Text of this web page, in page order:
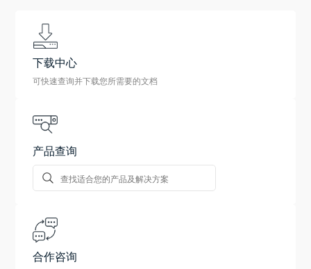
下载中心
可快速查询并下载您所需要的文档
产品查询
合作咨询